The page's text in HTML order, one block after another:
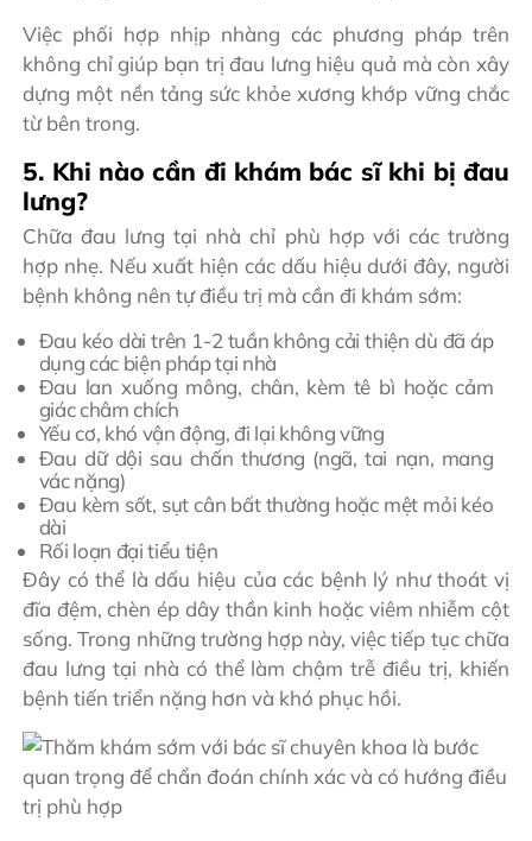
Việc phối hợp nhịp nhàng các phương pháp trên
không chỉ giúp bạn trị đau lưng hiệu quả mà còn xây
dựng một nền tảng sức khỏe xương khớp vững chắc
từ bên trong.
5. Khi nào cần đi khám bác sĩ khi bị đau
lưng?
Chữa đau lưng tại nhà chỉ phù hợp với các trường
hợp nhẹ. Nếu xuất hiện các dấu hiệu dưới đây, người
bệnh không nên tự điều trị mà cần đi khám sớm:
Đau kéo dài trên 1-2 tuần không cải thiện dù đã áp
dụng các biện pháp tại nhà
Đau lan xuống mông, chân, kèm tê bì hoặc cảm
giác châm chích
Yếu cơ, khó vận động, đi lại không vững
Đau dữ dội sau chấn thương (ngã, tai nạn, mang
vác nặng)
Đau kèm sốt, sụt cân bất thường hoặc mệt mỏi kéo
dài
Rối loạn đại tiểu tiện
Đây có thể là dấu hiệu của các bệnh lý như thoát vị
đĩa đệm, chèn ép dây thần kinh hoặc viêm nhiễm cột
sống. Trong những trường hợp này, việc tiếp tục chữa
đau lưng tại nhà có thể làm chậm trễ điều trị, khiến
bệnh tiến triển nặng hơn và khó phục hồi.